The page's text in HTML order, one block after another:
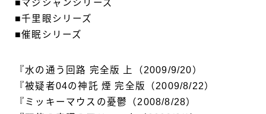
■マジシャンシリーズ
■千里眼シリーズ
■催眠シリーズ
『水の通う回路 完全版 上（2009/9/20）
『被疑者04の神託 煙 完全版（2009/8/22）
『ミッキーマウスの憂鬱（2008/8/28）